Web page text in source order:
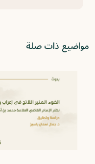
مواضيع ذات صلة